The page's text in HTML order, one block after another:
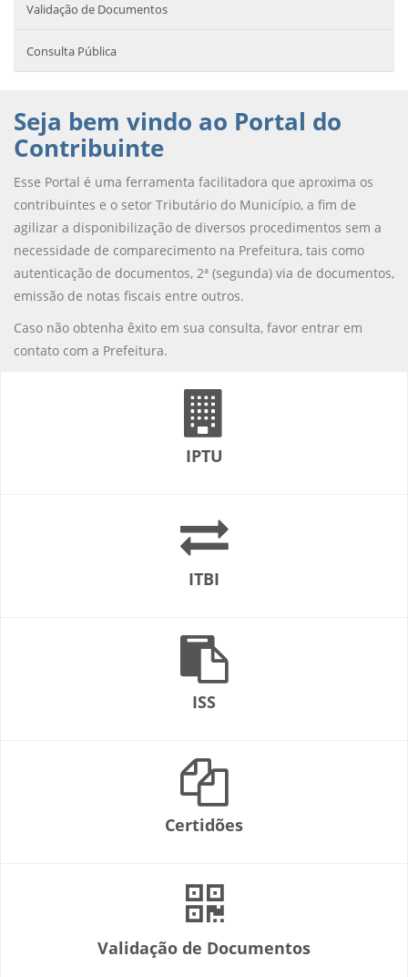
Validação de Documentos
Consulta Pública
Seja bem vindo ao Portal do
Contribuinte
Esse Portal é uma ferramenta facilitadora que aproxima os
contribuintes e o setor Tributário do Município, a fim de
agilizar a disponibilização de diversos procedimentos sem a
necessidade de comparecimento na Prefeitura, tais como
autenticação de documentos, 2ª (segunda) via de documentos,
emissão de notas fiscais entre outros.
Caso não obtenha êxito em sua consulta, favor entrar em
contato com a Prefeitura.
IPTU
ITBI
ISS
Certidões
Validação de Documentos